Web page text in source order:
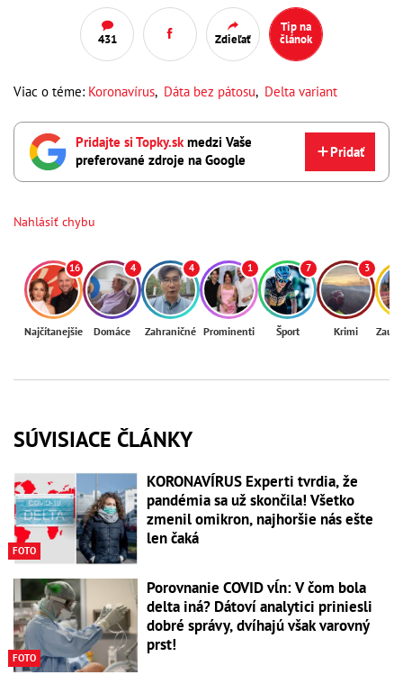
431 Zdieľať
Tip na
článok
Viac o téme: Koronavírus, Dáta bez pátosu, Delta variant
Pridajte si Topky.skmedzi Vaše
preferované zdroje na Google
Pridať
Nahlásiť chybu
16
Najčítanejšie
4
Domáce
4
Zahraničné
1
Prominenti
7
Šport
3
Krimi
SÚVISIACE ČLÁNKY
FOTO
KORONAVÍRUS Experti tvrdia, že
pandémia sa už skončila! Všetko
zmenil omikron, najhoršie nás ešte
len čaká
FOTO
Porovnanie COVID vĺn: V čom bola
delta iná? Dátoví analytici priniesli
dobré správy, dvíhajú však varovný
prst!